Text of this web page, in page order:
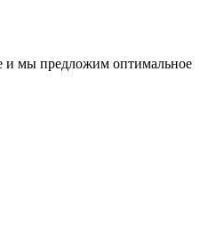
и мы предложим оптимальное